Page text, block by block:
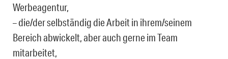
Werbeagentur,
– die/der selbständig die Arbeit in ihrem/seinem
Bereich abwickelt, aber auch gerne im Team
mitarbeitet,